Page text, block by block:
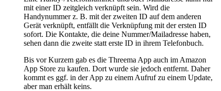
mit einer ID zeitgleich verknüpft sein. Wird die
Handynummer z. B. mit der zweiten ID auf dem anderen
Gerät verknüpft, entfällt die Verknüpfung mit der ersten ID
sofort. Die Kontakte, die deine Nummer/Mailadresse haben,
sehen dann die zweite statt erste ID in ihrem Telefonbuch.
Bis vor Kurzem gab es die Threema App auch im Amazon
App Store zu kaufen. Dort wurde sie jedoch entfernt. Daher
kommt es ggf. in der App zu einem Aufruf zu einem Update,
aber man erhält keins.